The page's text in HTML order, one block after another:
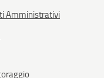
Amministrativi